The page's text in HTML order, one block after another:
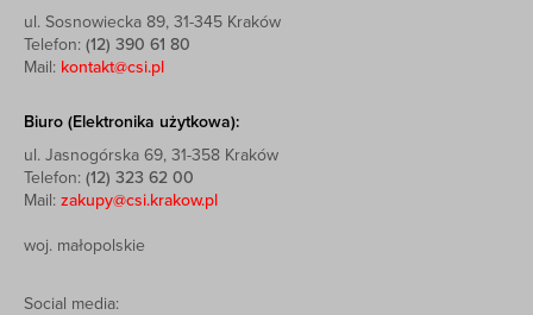
ul. Sosnowiecka 89, 31-345 Kraków
Telefon: (12) 390 61 80
Mail: kontakt@csi.pl
Biuro (Elektronika użytkowa):
ul. Jasnogórska 69, 31-358 Kraków
Telefon: (12) 323 62 00
Mail: zakupy@csi.krakow.pl
woj. małopolskie
Social media: